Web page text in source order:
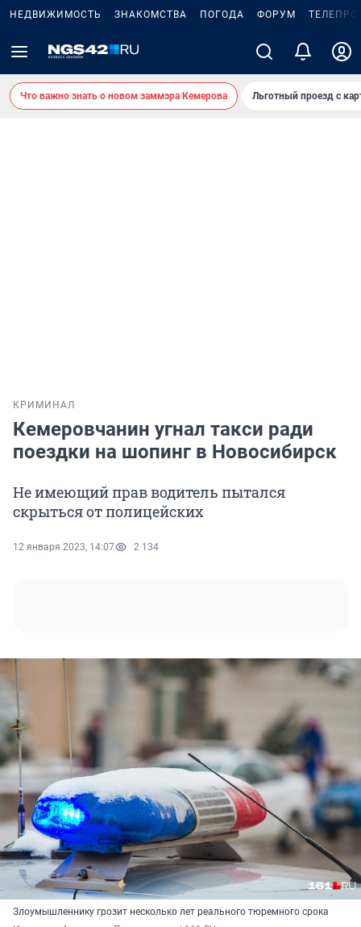
НЕДВИЖИМОСТЬ ЗНАКОМСТВА ПОГОДА ФОРУМ
Что важно знать о новом заммэра Кемерова Льготный проезд с
КРИМИНАЛ
Кемеровчанин угнал такси ради
поездки на шопинг в Новосибирск
Не имеющий прав водитель пытался
скрыться от полицейских
12 января 2023, 14:07 2 134
Злоумышленнику грозит несколько лет реального тюремного срока